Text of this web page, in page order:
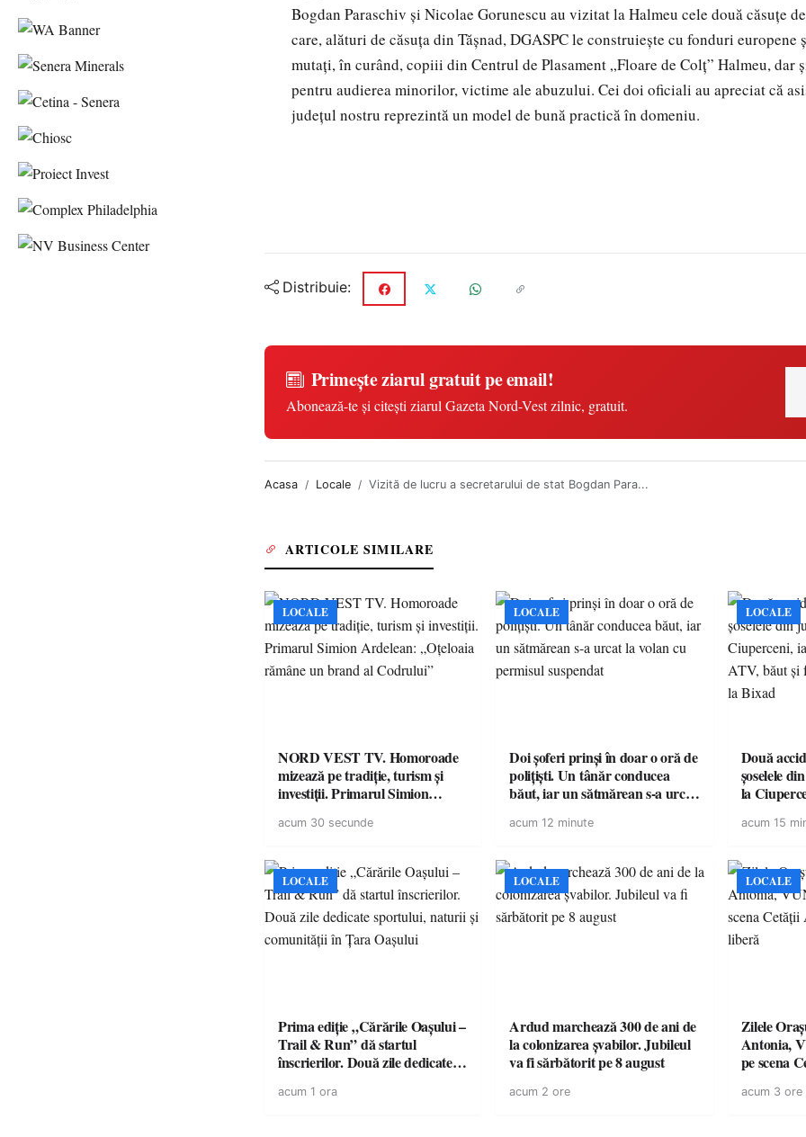
Bogdan Paraschiv și Nicolae Gorunescu au vizitat la Halmeu cele două căsuțe
care, alături de căsuța din Tășnad, DGASPC le construiește cu fonduri europene
mutați, în curând, copiii din Centrul de Plasament „Floare de Colț” Halmeu, dar
pentru audierea minorilor, victime ale abuzului. Cei doi oficiali au apreciat că
județul nostru reprezintă un model de bună practică în domeniu.
Distribuie:
Primește ziarul gratuit pe email!
Abonează-te și citești ziarul Gazeta Nord-Vest zilnic, gratuit.
Acasa Locale Vizită de lucru a secretarului de stat Bogdan Para...
ARTICOLE SIMILARE
LOCALE
NORD VEST TV. Homoroade
mizează pe tradiție, turism și
investiții. Primarul Simion
brand al Codrului”
acum 30 secunde
LOCALE
Doi șoferi prinși în doar o oră de
polițiști. Un tânăr conducea
băut, iar un sătmărean s-a urcat
acum 12 minute
LOCALE
Două
șoselele
la
răsturnat
acum 15
LOCALE
Prima ediție „Cărările Oașului –
Trail & Run” dă startul
înscrierilor. Două zile dedicate
în Țara Oașului
acum 1 ora
LOCALE
Ardud marchează 300 de ani de
la colonizarea șvabilor. Jubileul
va fi sărbătorit pe 8 august
acum 2 ore
LOCALE
Zilele
Antonia,
pe scena
acum 3 ore